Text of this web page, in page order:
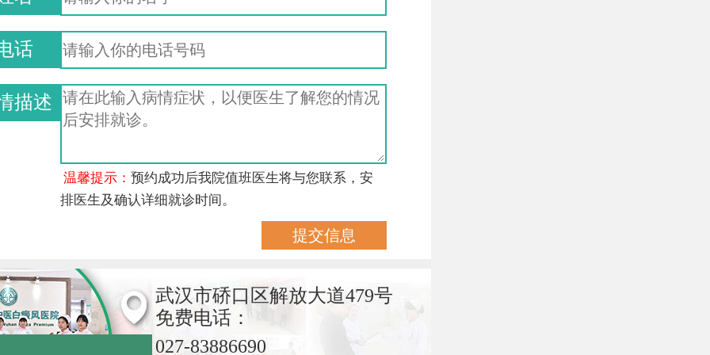
话
描述
温馨提示：预约成功后我院值班医生将与您联系，安
排医生及确认详细就诊时间。
武汉市硚口区解放大道479号
免费电话：
027-83886690